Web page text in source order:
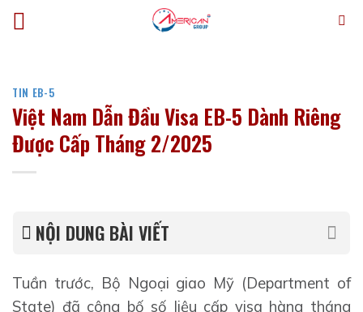
Bỏ
qua
TIN EB-5
Việt Nam Dẫn Đầu Visa EB-5 Dành Riêng
Được Cấp Tháng 2/2025
NỘI DUNG BÀI VIẾT
Tuần trước, Bộ Ngoại giao Mỹ (Department of
State) đã công bố số liệu cấp visa hàng tháng